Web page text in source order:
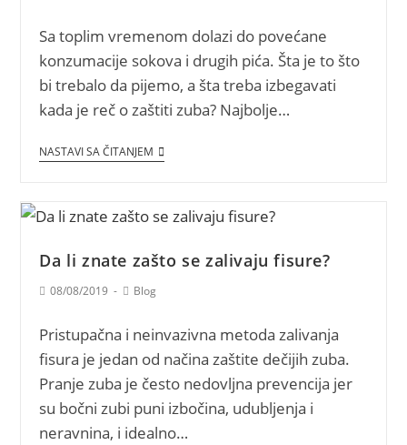
Sa toplim vremenom dolazi do povećane
konzumacije sokova i drugih pića. Šta je to što
bi trebalo da pijemo, a šta treba izbegavati
kada je reč o zaštiti zuba? Najbolje…
NASTAVI SA ČITANJEM
Da li znate zašto se zalivaju fisure?
08/08/2019 Blog
Pristupačna i neinvazivna metoda zalivanja
fisura je jedan od načina zaštite dečijih zuba.
Pranje zuba je često nedovljna prevencija jer
su bočni zubi puni izbočina, udubljenja i
neravnina, i idealno…